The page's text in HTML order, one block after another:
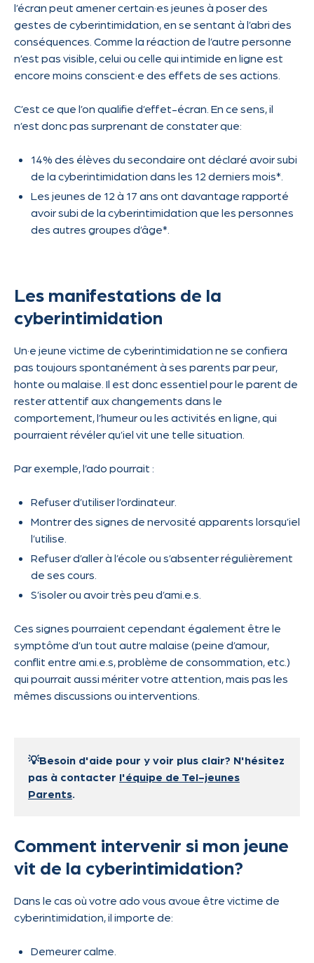
l’écran peut amener certain·es jeunes à poser des
gestes de cyberintimidation, en se sentant à l’abri des
conséquences. Comme la réaction de l’autre personne
n’est pas visible, celui ou celle qui intimide en ligne est
encore moins conscient·e des effets de ses actions.
C’est ce que l’on qualifie d’effet-écran. En ce sens, il
n’est donc pas surprenant de constater que:
14% des élèves du secondaire ont déclaré avoir subi
de la cyberintimidation dans les 12 derniers mois*.
Les jeunes de 12 à 17 ans ont davantage rapporté
avoir subi de la cyberintimidation que les personnes
des autres groupes d’âge*.
Les manifestations de la
cyberintimidation
Un·e jeune victime de cyberintimidation ne se confiera
pas toujours spontanément à ses parents par peur,
honte ou malaise. Il est donc essentiel pour le parent de
rester attentif aux changements dans le
comportement, l’humeur ou les activités en ligne, qui
pourraient révéler qu’iel vit une telle situation.
Par exemple, l’ado pourrait :
Refuser d’utiliser l’ordinateur.
Montrer des signes de nervosité apparents lorsqu’iel
l’utilise.
Refuser d’aller à l’école ou s’absenter régulièrement
de ses cours.
S’isoler ou avoir très peu d’ami.e.s.
Ces signes pourraient cependant également être le
symptôme d’un tout autre malaise (peine d’amour,
conflit entre ami.e.s, problème de consommation, etc.)
qui pourrait aussi mériter votre attention, mais pas les
mêmes discussions ou interventions.
💡Besoin d'aide pour y voir plus clair? N'hésitez
pas à contacter l'équipe de Tel-jeunes
Parents.
Comment intervenir si mon jeune
vit de la cyberintimidation?
Dans le cas où votre ado vous avoue être victime de
cyberintimidation, il importe de:
Demeurer calme.